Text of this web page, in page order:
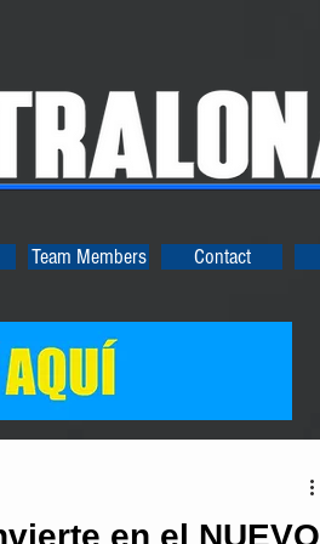
Team Members Contact
en el NUEVO